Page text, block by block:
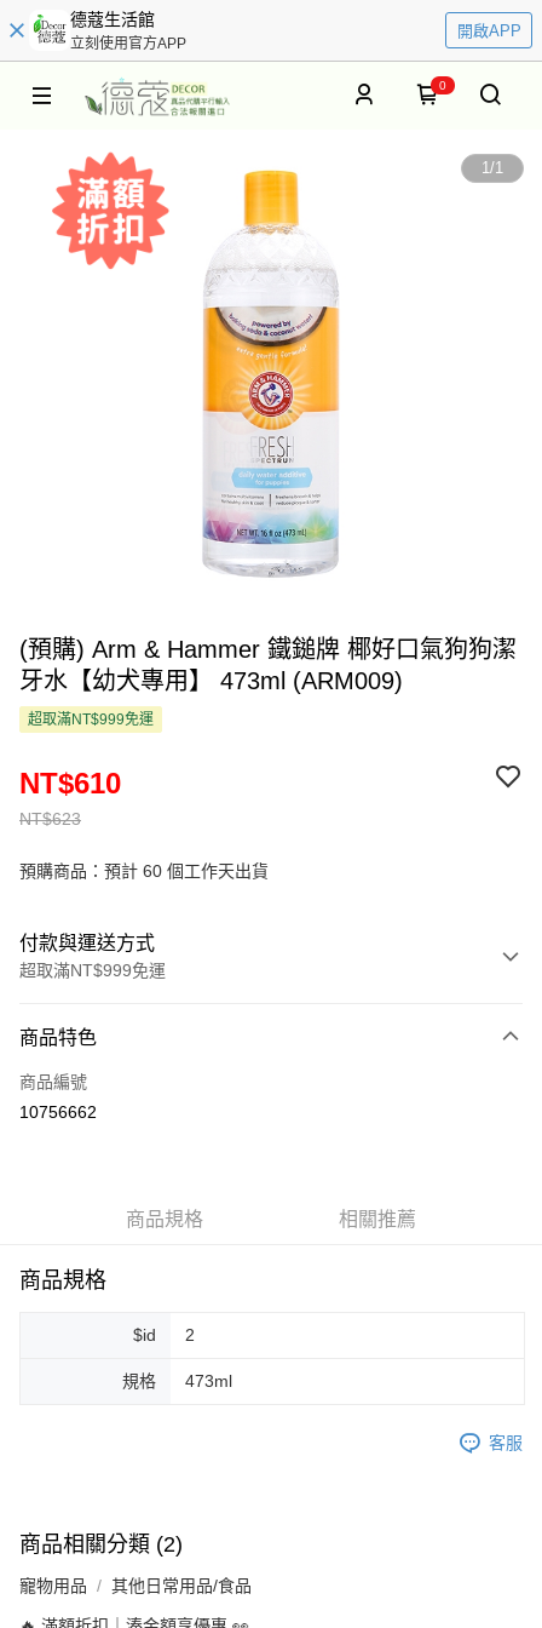
德蔻生活館
立刻使用官方APP
開啟APP
0
1/1
(預購) Arm & Hammer 鐵鎚牌 椰好口氣狗狗潔
牙水【幼犬專用】 473ml (ARM009)
超取滿NT$999免運
NT$623
NT$610
預購商品：預計 60 個工作天出貨
付款與運送方式
超取滿NT$999免運
信用卡一次付款
超商取貨付款
悠遊付
全家純取貨 (先付款
每筆NT$80，滿NT$999(含以上)免運費
7-11取貨付款
商品特色
商品編號
10756662
商品規格 相關推薦
商品規格
$id 2
規格 473ml
客服
商品相關分類 (2)
寵物用品 其他日常用品/食品